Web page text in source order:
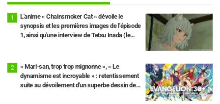
L'anime « Chainsmoker Cat » dévoile le
synopsis et les premières images de l'épisode
1, ainsi qu'une interview de Tetsu Inada (le
« Mari-san, trop trop mignonne », « Le
dynamisme est incroyable » : retentissement
suite au dévoilement d'un superbe dessin de